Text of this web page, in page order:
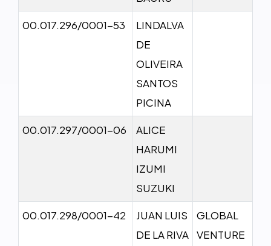
00.017.296/0001-53
LINDALVA
DE
OLIVEIRA
SANTOS
PICINA
00.017.297/0001-06
ALICE
HARUMI
IZUMI
SUZUKI
00.017.298/0001-42
JUAN LUIS
DE LA RIVA
GLOBAL
VENTURE